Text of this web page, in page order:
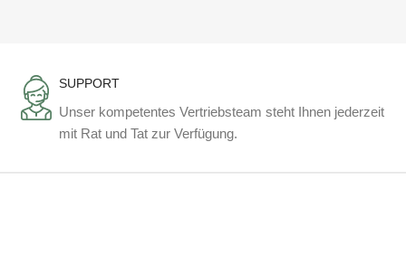
SUPPORT
Unser kompetentes Vertriebsteam steht Ihnen jederzeit
mit Rat und Tat zur Verfügung.